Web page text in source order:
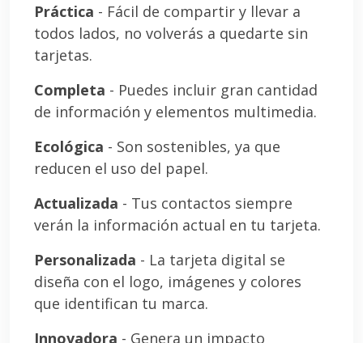
Práctica - Fácil de compartir y llevar a
todos lados, no volverás a quedarte sin
tarjetas.
Completa - Puedes incluir gran cantidad
de información y elementos multimedia.
Ecológica - Son sostenibles, ya que
reducen el uso del papel.
Actualizada - Tus contactos siempre
verán la información actual en tu tarjeta.
Personalizada - La tarjeta digital se
diseña con el logo, imágenes y colores
que identifican tu marca.
Innovadora - Genera un impacto